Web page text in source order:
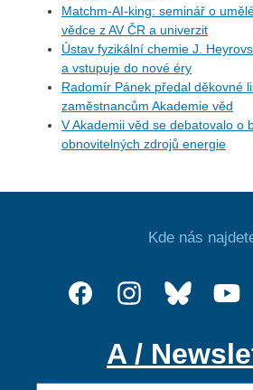
Matchm-AI-king: seminář o
vědce z AV ČR a univerzit
Ústav fyzikální chemie J.
a vstupuje do nové éry
Radomír Pánek předal děkovné
zaměstnancům Akademie věd
V Akademii věd se debatovalo o
obnovitelných zdrojů energie
Kde nás
A /